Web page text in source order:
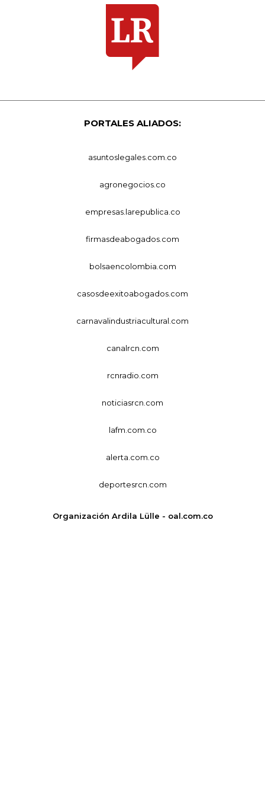
PORTALES ALIADOS:
asuntoslegales.com.co
agronegocios.co
empresas.larepublica.co
firmasdeabogados.com
bolsaencolombia.com
casosdeexitoabogados.com
carnavalindustriacultural.com
canalrcn.com
rcnradio.com
noticiasrcn.com
lafm.com.co
alerta.com.co
deportesrcn.com
Organización Ardila Lülle - oal.com.co